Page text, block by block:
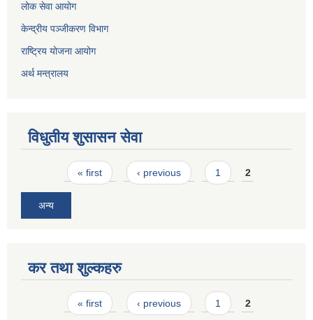
लोक सेवा आयोग
केन्द्रीय पञ्जीकरण विभाग
राष्ट्रिय योजना आयोग
अर्थ मन्त्रालय
विधुतीय शुसासन सेवा
Pages« first ‹ previous 1 2
अन्य
कर तथा शुल्कहरु
Pages« first ‹ previous 1 2